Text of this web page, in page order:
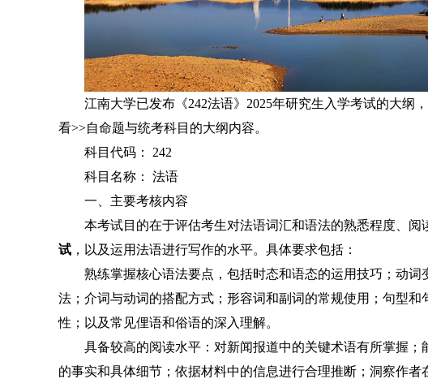
江南大学已发布《242法语》2025年研究生入学考试的大纲
看>>自命题与统考科目的大纲内容。
科目代码： 242
科目名称： 法语
一、主要考核内容
本考试目的在于评估考生对法语词汇和语法的熟悉程度、
试 ，以及运用法语进行写作的水平。具体要求包括：
熟练掌握核心语法要点，包括时态和语态的运用技巧；动
法；介词与动词的搭配方式；形容词和副词的常规使用；句型
性；以及常见俚语和俗语的深入理解。
具备较高的阅读水平：对新闻报道中的关键术语有所掌握
的事实和具体细节；依据材料中的信息进行合理推断；洞察作者